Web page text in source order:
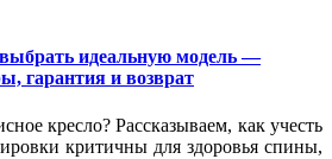
идеальную модель —
гарантия и возврат
кресло? Рассказываем, как учесть
критичны для здоровья спины,